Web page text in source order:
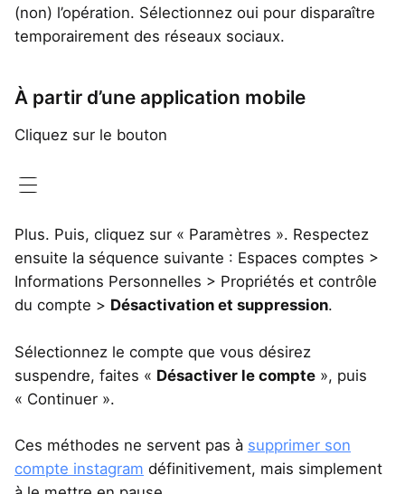
(non) l’opération. Sélectionnez oui pour disparaître
temporairement des réseaux sociaux.
À partir d’une application mobile
Cliquez sur le bouton
Plus. Puis, cliquez sur « Paramètres ». Respectez
ensuite la séquence suivante : Espaces comptes >
Informations Personnelles > Propriétés et contrôle
du compte > Désactivation et suppression.
Sélectionnez le compte que vous désirez
suspendre, faites « Désactiver le compte », puis
« Continuer ».
Ces méthodes ne servent pas à supprimer son
compte instagram définitivement, mais simplement